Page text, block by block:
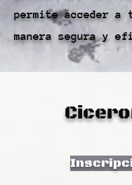
permite acceder a
manera segura y